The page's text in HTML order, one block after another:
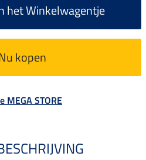
het Winkelwagentje
kopen
MEGA STORE